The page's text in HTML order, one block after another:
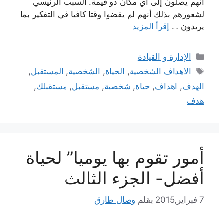
لشعورهم بذلك أنهم لم يقضوا وقتا كافيا في التفكير بما
يريدون … إقرأ المزيد
التصنيفات
الإدارة و القيادة
الوسوم
الاهداف الشخصية, الحياة, الشخصية, المستقبل,
الهدف, اهداف, حياة, شخصية, مستقبل, مستقبلك,
هدف
أمور تقوم بها يوميا” لحياة
أفضل- الجزء الثالث
7 فبراير,2015 بقلم وصال طارق